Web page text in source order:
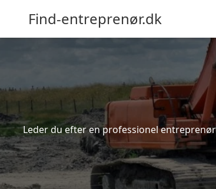
Find-entreprenør.dk
Leder du efter en professionel